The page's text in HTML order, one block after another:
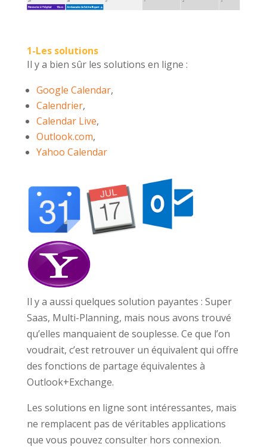
1-Les solutions
Il y a bien sûr les solutions en ligne :
Google Calendar,
Calendrier,
Calendar Live,
Outlook.com,
Yahoo Calendar
Il y a aussi quelques solution payantes : Super
Saas, Multi-Planning, mais nous avons trouvé
qu’elles manquaient de souplesse. Ce que l’on
voudrait, c’est retrouver un équivalent qui offre
des fonctions de partage équivalentes à
Outlook+Exchange.
Les solutions en ligne sont intéressantes, mais
ne remplacent pas de véritables applications
que vous pouvez consulter hors connexion.